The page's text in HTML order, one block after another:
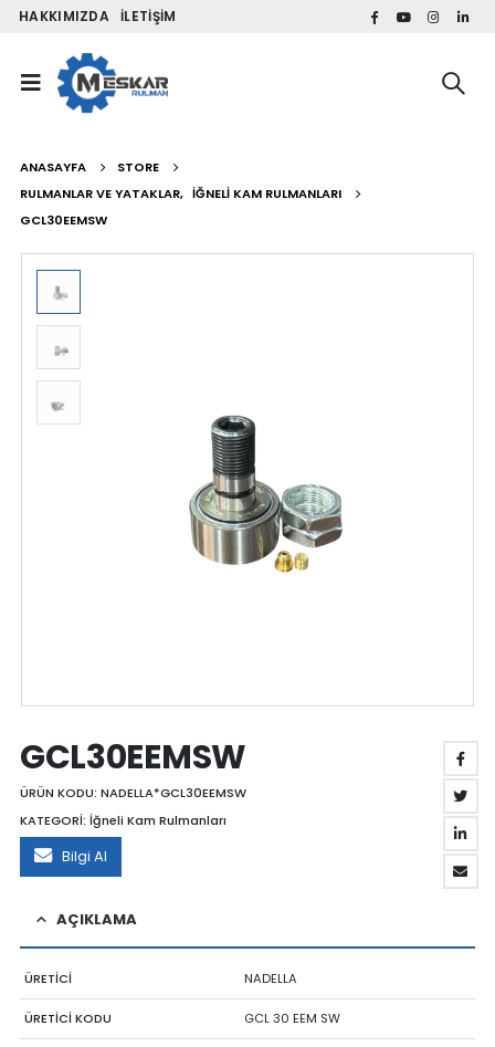
HAKKIMIZDA İLETIŞIM
ANASAYFA
STORE
RULMANLAR VE YATAKLAR, İĞNELI KAM RULMANLARI
GCL30EEMSW
GCL30EEMSW
ÜRÜN KODU: NADELLA*GCL30EEMSW
KATEGORİ: İğneli Kam Rulmanları
Bilgi Al
AÇIKLAMA
ÜRETİCİ NADELLA
ÜRETİCİ KODU GCL 30 EEM SW